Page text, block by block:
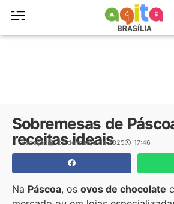
Sobremesas de
receitas ideais
Redação 24 de março de 2025 17:46
Na Páscoa, os ovos de chocolate